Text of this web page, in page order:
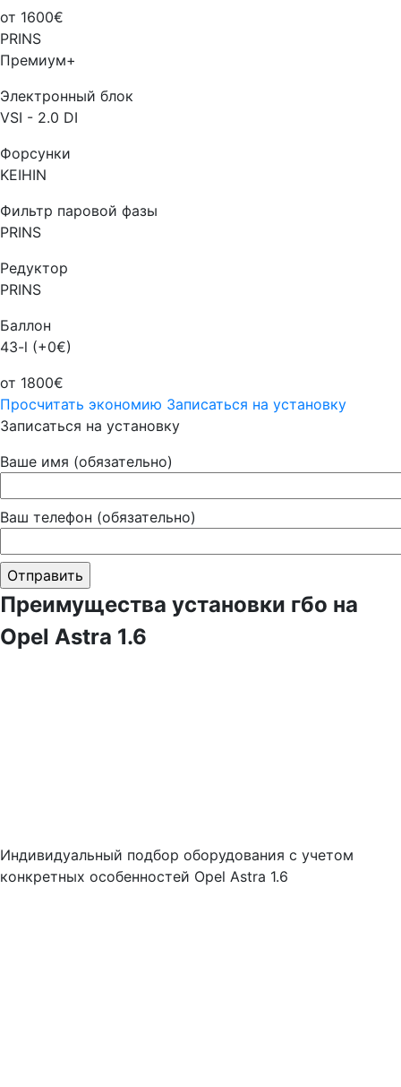
от 1600€
PRINS
Премиум+
Электронный блок
VSI - 2.0 DI
Форсунки
KEIHIN
Фильтр паровой фазы
PRINS
Редуктор
PRINS
Баллон
43-l (+0€)
от 1800€
Просчитать экономию Записаться на установку
Записаться на установку
Ваше имя (обязательно)
Ваш телефон (обязательно)
Преимущества установки гбо на
Opel Astra 1.6
Индивидуальный подбор оборудования с учетом
конкретных особенностей Opel Astra 1.6